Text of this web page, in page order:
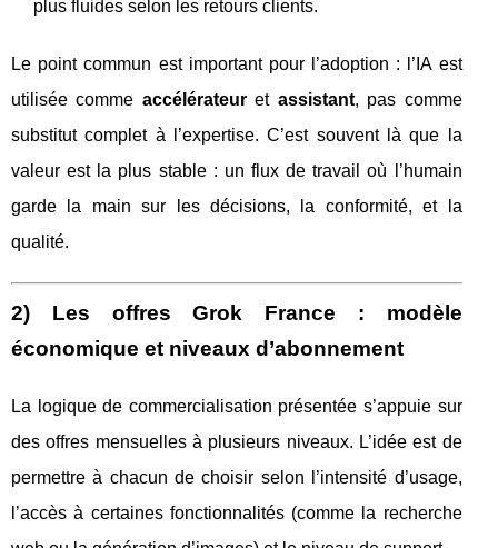
plus fluides selon les retours clients.
Le point commun est important pour l’adoption : l’IA est
utilisée comme accélérateuret assistant, pas comme
substitut complet à l’expertise. C’est souvent là que la
valeur est la plus stable : un flux de travail où l’humain
garde la main sur les décisions, la conformité, et la
qualité.
2) Les offres Grok France : modèle
économique et niveaux d’abonnement
La logique de commercialisation présentée s’appuie sur
des offres mensuelles à plusieurs niveaux. L’idée est de
permettre à chacun de choisir selon l’intensité d’usage,
l’accès à certaines fonctionnalités (comme la recherche